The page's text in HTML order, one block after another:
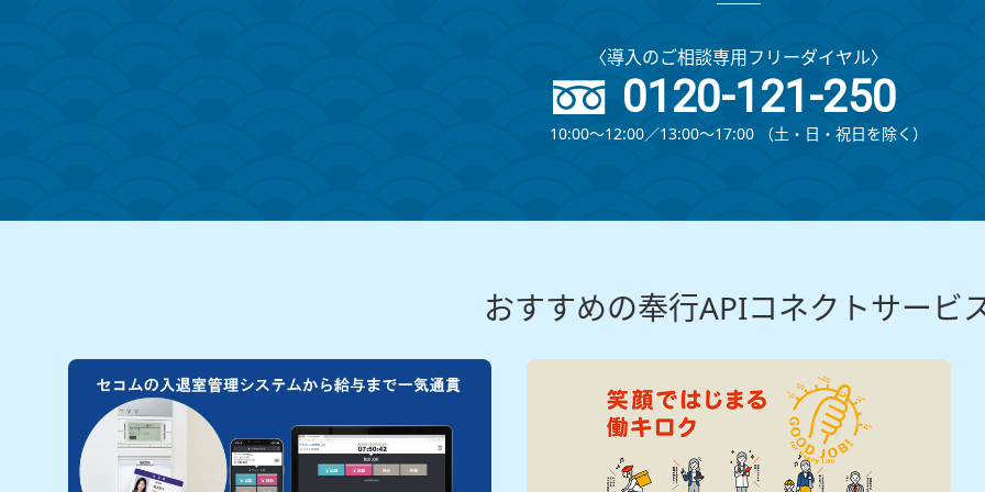
〈導入のご相談専用フリーダイヤル〉
0120-121-250
10:00～12:00∕13:00～17:00 （⼟・⽇・祝⽇を除く）
おすすめの奉行APIコネクトサービ